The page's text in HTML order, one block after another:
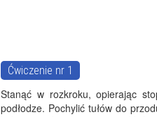
Ćwiczenie nr 1
Stanąć w rozkroku, opierając
podłodze. Pochylić tułów do